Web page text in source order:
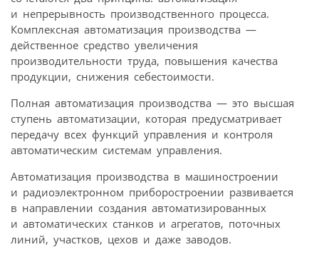
и непрерывность производственного процесса.
Комплексная автоматизация производства —
действенное средство увеличения
производительности труда, повышения качества
продукции, снижения себестоимости.
Полная автоматизация производства — это высшая
ступень автоматизации, которая предусматривает
передачу всех функций управления и контроля
автоматическим системам управления.
Автоматизация производства в машиностроении
и радиоэлектронном приборостроении развивается
в направлении создания автоматизированных
и автоматических станков и агрегатов, поточных
линий, участков, цехов и даже заводов.